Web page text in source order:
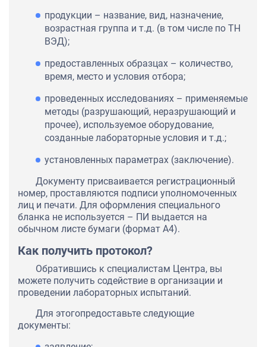
продукции – название, вид, назначение,
возрастная группа и т.д. (в том числе по ТН
ВЭД);
предоставленных образцах – количество,
время, место и условия отбора;
проведенных исследованиях – применяемые
методы (разрушающий, неразрушающий и
прочее), используемое оборудование,
созданные лабораторные условия и т.д.;
установленных параметрах (заключение).
Документу присваивается регистрационный
номер, проставляются подписи уполномоченных
лиц и печати. Для оформления специального
бланка не используется – ПИ выдается на
обычном листе бумаги (формат А4).
Как получить протокол?
Обратившись к специалистам Центра, вы
можете получить содействие в организации и
проведении лабораторных испытаний.
Для этогопредоставьте следующие
документы: